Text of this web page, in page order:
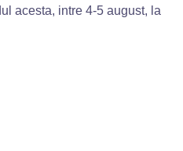
acesta, intre 4-5 august, la